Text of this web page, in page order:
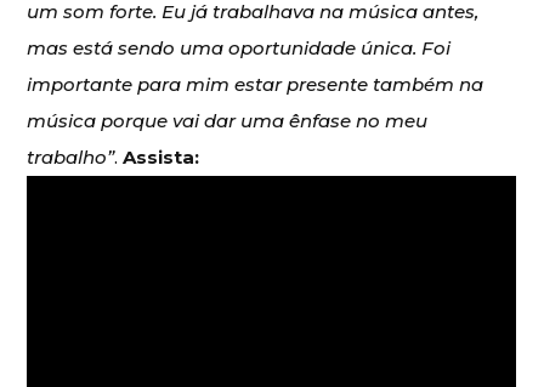
um som forte. Eu já trabalhava na música antes,
mas está sendo uma oportunidade única. Foi
importante para mim estar presente também na
música porque vai dar uma ênfase no meu
trabalho”.Assista: